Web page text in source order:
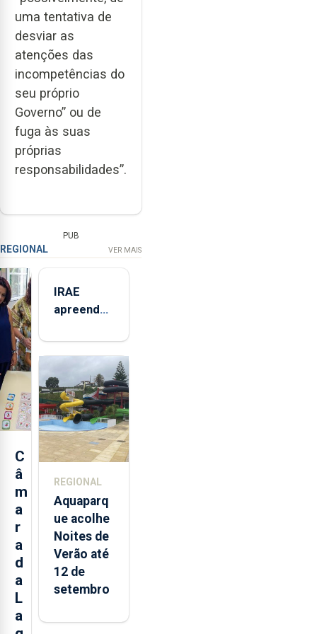
uma tentativa de
desviar as
atenções das
incompetências do
seu próprio
Governo” ou de
fuga às suas
próprias
responsabilidades”.
PUB
REGIONAL VER MAIS
C
â
m
a
r
a
d
a
L
a
IRAE
apreendeu
toneladas
de
alimentos
entre
2021 e
2025 nos
Açores
REGIONAL
Aquaparq
ue acolhe
Noites de
Verão até
12 de
setembro